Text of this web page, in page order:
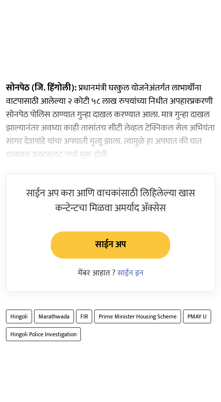
सोनपेठ (जि. हिंगोली):प्रधानमंत्री घरकुल योजनेअंतर्गत लाभार्थीना
वाटपासाठी आलेल्या २ कोटी ५८ लाख रुपयांच्या निधीत अपहारप्रकरणी
सोनपेठ पोलिस ठाण्यात गुन्हा दाखल करण्यात आला. मात्र गुन्हा दाखल
झाल्यानंतर अवघ्या काही तासांतच सीटी लेव्हल टेक्निकल सेल अभियंता
सागर देशपांडे यांचा अपघाती मृत्यू झाला. त्यामुळे हा अपघात की घात
याबाबत उलटसुलट चर्चा सुरू होती.
साईन अप करा आणि वाचकांसाठी लिहिलेल्या खास
कन्टेन्टचा मिळवा अमर्याद ॲक्सेस
साईन अप
मेंबर आहात ?साईन इन
Hingoli Marathwada FIR Prime Minister Housing Scheme
PMAY U
Hingoli Police Investigation